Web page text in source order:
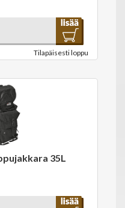
Tilapäisesti loppu
35L